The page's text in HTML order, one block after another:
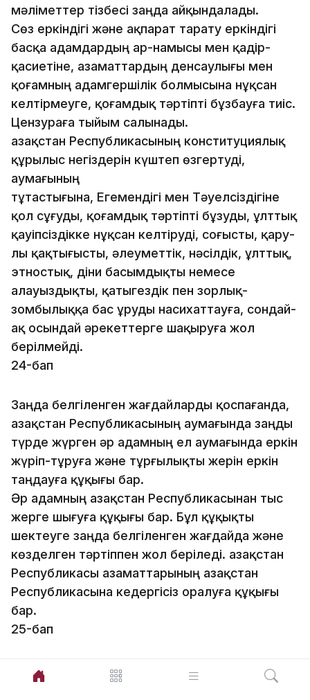
мәліметтер тізбесі заңда айқындалады.
Сөз еркіндігі және ақпарат тарату еркіндігі
басқа адамдардың ар-намысы мен қадір-
қасиетіне, азаматтардың денсаулығы мен
қоғамның адамгершілік болмысына нұқсан
келтірмеуге, қоғамдық тәртіпті бұзбауға тиіс.
Цензураға тыйым салынады.
Қазақстан Республикасының конституциялық
құрылыс негіздерін күштеп өзгертуді,
аумағының
тұтастығына, Егемендігі мен Тәуелсіздігіне
қол сұғуды, қоғамдық тәртіпті бұзуды, ұлттық
қауіпсіздікке нұқсан келтіруді, соғысты, қару­
лы қақтығысты, әлеуметтік, нәсілдік, ұлттық,
этностық, діни басымдықты немесе
алауыздықты, қатыгездік пен зорлық-
зомбылыққа бас ұруды насихаттауға, сондай-
ақ осындай әрекеттерге шақыруға жол
берілмейді.
24-бап
Заңда белгіленген жағдайларды қоспағанда,
Қазақстан Республикасының аумағында заңды
түрде жүрген әр адамның ел аумағында еркiн
жүрiп-тұруға және тұрғылықты жерін еркін
таңдауға құқығы бар.
Әр адамның Қазақстан Республикасынан тыс
жерге шығуға құқығы бар. Бұл құқықты
шектеуге заңда белгіленген жағдайда және
көзделген тәртіппен жол беріледі. Қазақстан
Республикасы азаматтарының Қазақстан
Республикасына кедергiсiз оралуға құқығы
бар.
25-бап
Әр адамның ар-ождан бостандығына құқығы